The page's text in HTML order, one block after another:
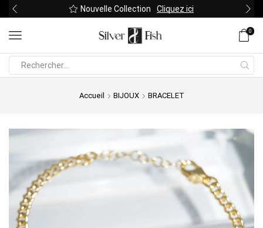
Nouvelle Collection Cliquez ici
0
Accueil BIJOUX BRACELET